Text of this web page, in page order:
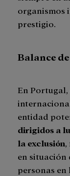
organismos
prestigio.
Balance
En
entidad
dirigidos a
la exclusión
en situación
personas en